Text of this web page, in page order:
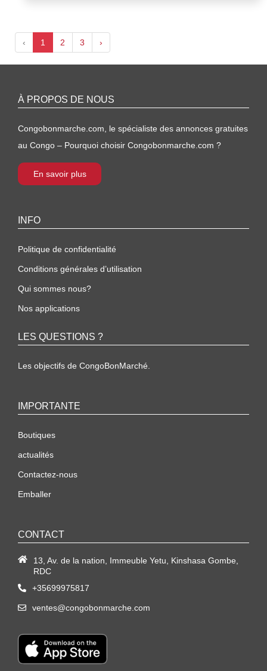
‹ 1 2 3 ›
À PROPOS DE NOUS
Congobonmarche.com, le spécialiste des annonces gratuites
au Congo – Pourquoi choisir Congobonmarche.com ?
En savoir plus
INFO
Politique de confidentialité
Conditions générales d’utilisation
Qui sommes nous?
Nos applications
LES QUESTIONS ?
Les objectifs de CongoBonMarché.
IMPORTANTE
Boutiques
actualités
Contactez-nous
Emballer
CONTACT
13, Av. de la nation, Immeuble Yetu, Kinshasa Gombe,
RDC
+35699975817
ventes@congobonmarche.com